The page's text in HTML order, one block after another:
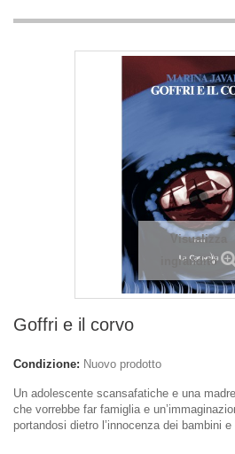
Visualizza
ingrandito
Goffri e il corvo
Condizione: Nuovo prodotto
Un adolescente scansafatiche e una
che vorrebbe far famiglia e
portandosi dietro l’innocenza dei bambini